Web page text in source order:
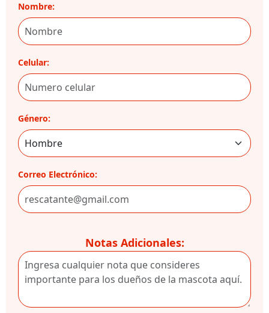
Nombre:
Celular:
Género:
Correo Electrónico:
Notas Adicionales: